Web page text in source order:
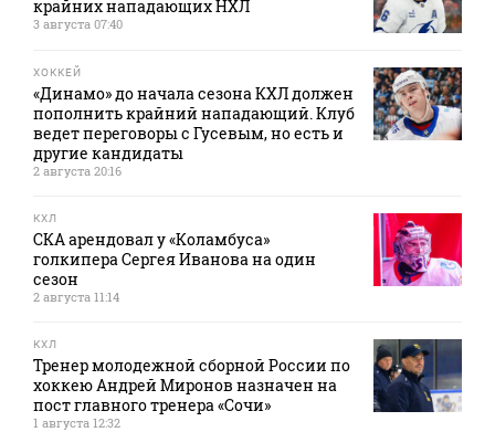
крайних нападающих НХЛ
3 августа 07:40
ХОККЕЙ
«Динамо» до начала сезона КХЛ должен
пополнить крайний нападающий. Клуб
ведет переговоры с Гусевым, но есть и
другие кандидаты
2 августа 20:16
КХЛ
СКА арендовал у «Коламбуса»
голкипера Сергея Иванова на один
сезон
2 августа 11:14
КХЛ
Тренер молодежной сборной России по
хоккею Андрей Миронов назначен на
пост главного тренера «Сочи»
1 августа 12:32